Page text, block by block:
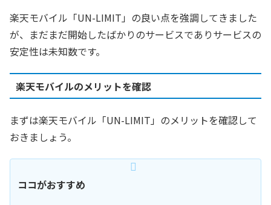
楽天モバイル「UN-LIMIT」の良い点を強調してきました
が、まだまだ開始したばかりのサービスでありサービスの
安定性は未知数です。
楽天モバイルのメリットを確認
まずは楽天モバイル「UN-LIMIT」のメリットを確認して
おきましょう。
ココがおすすめ